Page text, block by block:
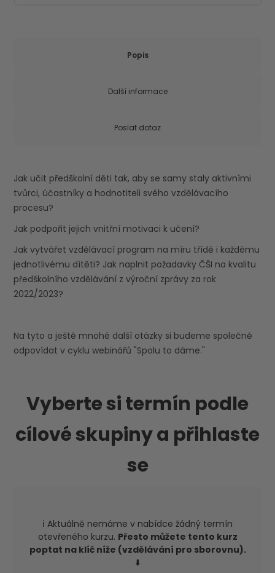
Popis
Další informace
Poslat dotaz
Jak učit předškolní děti tak, aby se samy staly aktivními
tvůrci, účastníky a hodnotiteli svého vzdělávacího
procesu?
Jak podpořit jejich vnitřní motivaci k učení?
Jak vytvářet vzdělávací program na míru třídě i každému
jednotlivému dítěti? Jak naplnit požadavky ČŠI na kvalitu
předškolního vzdělávání z výroční zprávy za rok
2022/2023?
Na tyto a ještě mnohé další otázky si budeme společně
odpovídat v cyklu webinářů "Spolu to dáme."
Vyberte si termín podle
cílové skupiny a přihlaste
se
ℹ️ Aktuálně nemáme v nabídce žádný termín
otevřeného kurzu. Přesto můžete tento kurz
poptat na klíč níže (vzdělávání pro sborovnu).
⬇️